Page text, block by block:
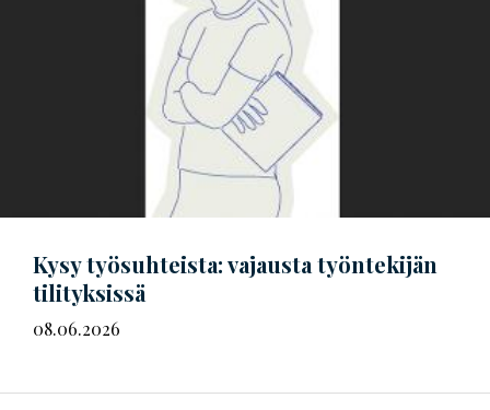
Kysy työsuhteista: vajausta työntekijän
tilityksissä
08.06.2026